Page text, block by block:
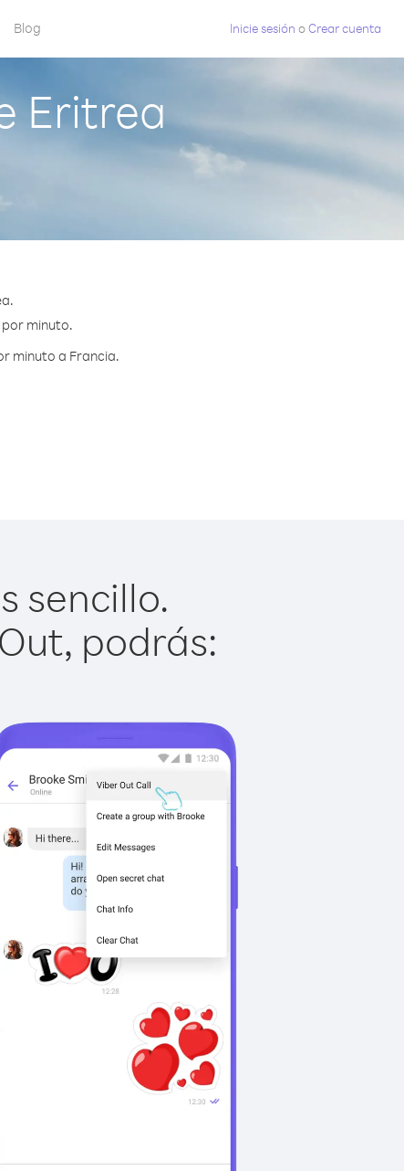
Blog Inicie sesión oCrear cuenta
Eritrea
por minuto.
minuto a Francia.
sencillo.
podrás: